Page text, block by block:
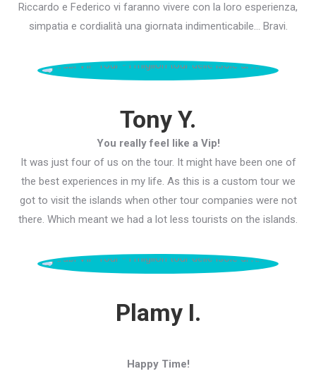
Riccardo e Federico vi faranno vivere con la loro esperienza,
simpatia e cordialità una giornata indimenticabile… Bravi.
Tony Y.
You really feel like a Vip!
It was just four of us on the tour. It might have been one of
the best experiences in my life. As this is a custom tour we
got to visit the islands when other tour companies were not
there. Which meant we had a lot less tourists on the islands.
Plamy I.
Happy Time!